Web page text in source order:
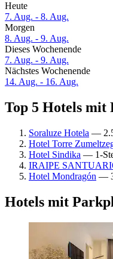
Heute
7. Aug. - 8. Aug.
Morgen
8. Aug. - 9. Aug.
Dieses Wochenende
7. Aug. - 9. Aug.
Nächstes Wochenende
14. Aug. - 16. Aug.
Top 5 Hotels
Soraluze Hotela —
Hotel Torre
Hotel Sindika — 1-
IRAIPE
Hotel Mondragón —
Hotels mit